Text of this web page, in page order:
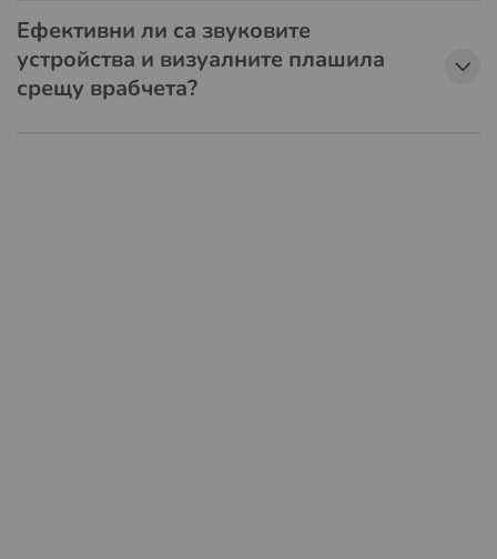
Ефективни ли са звуковите
устройства и визуалните плашила
срещу врабчета?